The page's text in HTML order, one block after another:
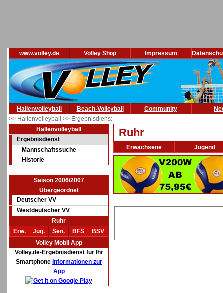
www.volley.de Volley Shop Impressum
Hallenvolleyball Beach-Volleyball Community
>> Hallenvolleyball >> Ergebnisdienst
Hallenvolleyball
Ergebnisdienst
Mannschaftssuche
Historie
Saison 2006/2007
Übergeordnet
Deutscher VV
Westdeutscher VV
Ruhr
Erw.
Jug. Sen. BFS
BSV
Volley Mobil App
Volley.de-Ergebnisdienst für Ihr
Smartphone Informationen zur
App
Ruhr
Erwachsene Jugend